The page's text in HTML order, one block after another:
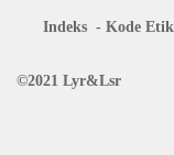
Indeks Kode Etik
©2021 Lyr&Lsr